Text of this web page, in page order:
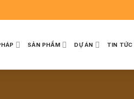
SẢN PHẨM DỰ ÁN TIN TỨC